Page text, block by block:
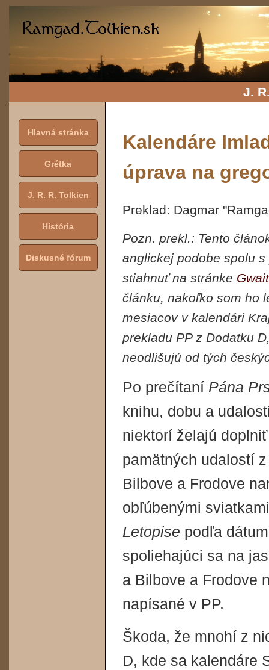
J.
Hlavná stránka
Grétka
J. R. R. Tolkien
História
Diskusné fórum
Kalendáre
úprava na
Preklad: Dagmar
Pozn. prekl.: Tento
anglickej podobe spolu s
stiahnuť na stránke
článku, nakoľko som ho
mesiacov v kalendári
prekladu PP z Dodatku
neodlišujú od tých
Po prečítaní Pána
knihu, dobu a
niektorí želajú
pamätných udalostí
Bilbove a Frodove
obľúbenými
Letopise podľa
spoliehajúci sa na
a Bilbove a Frodove
napísané v PP.
Škoda, že mnohí z
D, kde sa kalendáre